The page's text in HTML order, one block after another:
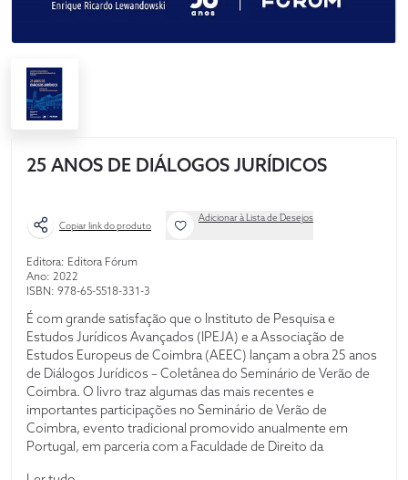
25 ANOS DE DIÁLOGOS JURÍDICOS
Copiar link do produto
Adicionar à Lista de Desejos
Editora: Editora Fórum
Ano: 2022
ISBN: 978-65-5518-331-3
É com grande satisfação que o Instituto de Pesquisa e
Estudos Jurídicos Avançados (IPEJA) e a Associação de
Estudos Europeus de Coimbra (AEEC) lançam a obra 25 anos
de Diálogos Jurídicos – Coletânea do Seminário de Verão de
Coimbra. O livro traz algumas das mais recentes e
importantes participações no Seminário de Verão de
Coimbra, evento tradicional promovido anualmente em
Portugal, em parceria com a Faculdade de Direito da